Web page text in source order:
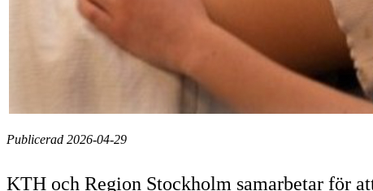
Publicerad 2026-04-29
KTH och Region Stockholm samarbetar för